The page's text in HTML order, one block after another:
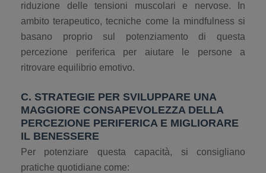
riduzione delle tensioni muscolari e nervose. In
ambito terapeutico, tecniche come la mindfulness si
basano proprio sul potenziamento di questa
percezione periferica per aiutare le persone a
ritrovare equilibrio emotivo.
C. STRATEGIE PER SVILUPPARE UNA
MAGGIORE CONSAPEVOLEZZA DELLA
PERCEZIONE PERIFERICA E MIGLIORARE
IL BENESSERE
Per potenziare questa capacità, si consigliano
pratiche quotidiane come: